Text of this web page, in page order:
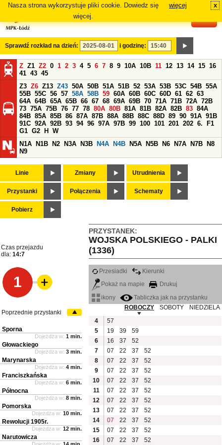
Nasza strona wykorzystuje pliki cookie. Dowiedz się
więcej.
więcej x
Sprawdź rozkład na dzień: i godzinę:
Z Z1 Z2 0 1 2 3 4 5 6 7 8 9 10A 10B 11 12 13 14 15 16
41 43 45
Z3 Z6 Z13 Z43 50A 50B 51A 51B 52 53A 53B 53C 54B 55A
55B 55C 56 57 58A 58B 59 60A 60B 60C 60D 61 62 63
64A 64B 65A 65B 66 67 68 69A 69B 70 71A 71B 72A 72B
73 75A 75B 76 77 78 80A 80B 81A 81B 82A 82B 83 84A
84B 85A 85B 86 87A 87B 88A 88B 88C 88D 89 90 91A 91B
91C 92A 92B 93 94 96 97A 97B 99 100 101 201 202 6.
F1
G1 G2 H
W
N1A
N1B N2 N3A N3B N4A N4B N5A N5B N6 N7A N7B
N8
N9
Linie Zmiany Utrudnienia
Przystanki Połączenia Schematy
Pobierz
PRZYSTANEK:
WOJSKA POLSKIEGO - PALKI
(1336)
Czas przejazdu
dla: 14:7
1
Przesiadki
Kierunki
Pokaż na mapie
Drukuj
ikony
Tabliczka jak na przystanku
ROBOCZY
SOBOTY
NIEDZIELA
4
57
5
19 39
59
6
16 37
52
7
07 22 37
52
8
07 22 37
52
9
07 22 37
52
10
07 22 37
52
11
07 22 37
52
12
07 22 37
52
13
07 22 37
52
14
07 22 37
52
15
07 22 37
52
16
07 22 37 52
Poprzednie przystanki
Sporna
Dojeżdża w: 1 min.
Głowackiego
Dojeżdża w: 3 min.
Marynarska
Dojeżdża w: 4 min.
Franciszkańska
Dojeżdża w: 6 min.
Północna
Dojeżdża w: 8 min.
Pomorska
Dojeżdża w: 10 min.
Rewolucji 1905r.
Dojeżdża w: 12 min.
Narutowicza